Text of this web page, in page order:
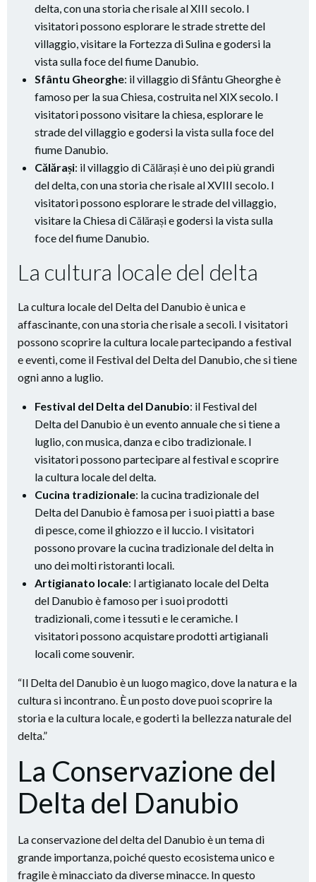
delta, con una storia che risale al XIII secolo. I
visitatori possono esplorare le strade strette del
villaggio, visitare la Fortezza di Sulina e godersi la
vista sulla foce del fiume Danubio.
Sfântu Gheorghe: il villaggio di Sfântu Gheorghe è
famoso per la sua Chiesa, costruita nel XIX secolo. I
visitatori possono visitare la chiesa, esplorare le
strade del villaggio e godersi la vista sulla foce del
fiume Danubio.
Călărași: il villaggio di Călărași è uno dei più grandi
del delta, con una storia che risale al XVIII secolo. I
visitatori possono esplorare le strade del villaggio,
visitare la Chiesa di Călărași e godersi la vista sulla
foce del fiume Danubio.
La cultura locale del delta
La cultura locale del Delta del Danubio è unica e
affascinante, con una storia che risale a secoli. I visitatori
possono scoprire la cultura locale partecipando a festival
e eventi, come il Festival del Delta del Danubio, che si tiene
ogni anno a luglio.
Festival del Delta del Danubio: il Festival del
Delta del Danubio è un evento annuale che si tiene a
luglio, con musica, danza e cibo tradizionale. I
visitatori possono partecipare al festival e scoprire
la cultura locale del delta.
Cucina tradizionale: la cucina tradizionale del
Delta del Danubio è famosa per i suoi piatti a base
di pesce, come il ghiozzo e il luccio. I visitatori
possono provare la cucina tradizionale del delta in
uno dei molti ristoranti locali.
Artigianato locale: l artigianato locale del Delta
del Danubio è famoso per i suoi prodotti
tradizionali, come i tessuti e le ceramiche. I
visitatori possono acquistare prodotti artigianali
locali come souvenir.
“Il Delta del Danubio è un luogo magico, dove la natura e la
cultura si incontrano. È un posto dove puoi scoprire la
storia e la cultura locale, e goderti la bellezza naturale del
delta.”
La Conservazione del
Delta del Danubio
La conservazione del delta del Danubio è un tema di
grande importanza, poiché questo ecosistema unico e
fragile è minacciato da diverse minacce. In questo